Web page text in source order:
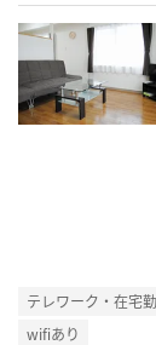
テレワーク・在宅
wifiあり